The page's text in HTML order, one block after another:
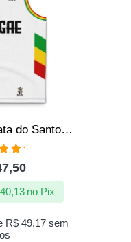
Camiseta Regata do Santos Reggae Jotaz – Produto Oficial
5
R$ 49,17 sem
no Pix